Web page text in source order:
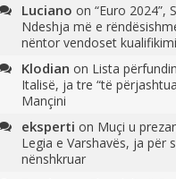
Luciano on “Euro 2024”,
Ndeshja më e
nëntor vendoset kualifikimi
Klodian on Lista
Italisë, ja tre “të
Mançini
eksperti on Muçi u
Legia e Varshavës, ja për
nënshkruar